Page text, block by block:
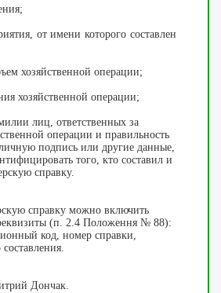
, от имени которого составлен
хозяйственной операции;
хозяйственной операции;
лиц, ответственных за
операции и правильность
подпись или другие данные,
того, кто составил и
справку.
справку можно включить
(п. 2.4 Положення № 88):
код, номер справки,
составления.
Дончак.